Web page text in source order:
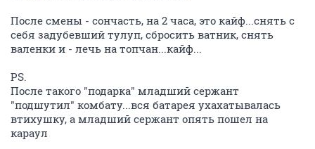
После смены - сончасть, на 2 часа, это кайф...снять с
себя задубевший тулуп, сбросить ватник, снять
валенки и - лечь на топчан...кайф...
PS.
После такого "подарка" младший сержант
"подшутил" комбату...вся батарея ухахатывалась
втихушку, а младший сержант опять пошел на
караул